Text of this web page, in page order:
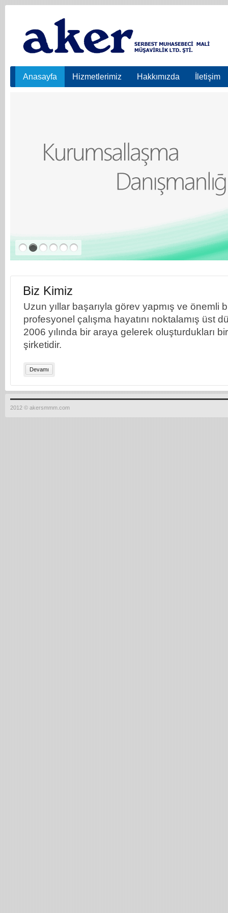
Anasayfa Hizmetlerimiz Hakkımızda İletişim
Biz Kimiz
Uzun yıllar başarıyla görev yapmış ve önemli
profesyonel çalışma hayatını noktalamış üst
2006 yılında bir araya gelerek oluşturdukları
şirketidir.
Devamı
2012 © akersmmm.com